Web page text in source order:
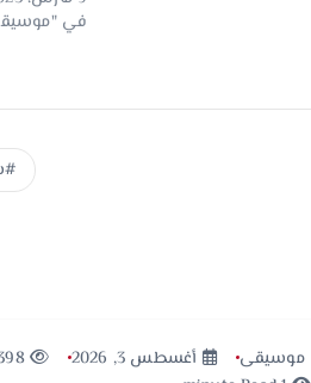
في
موسيقى أغسطس 3, 2026
398 views